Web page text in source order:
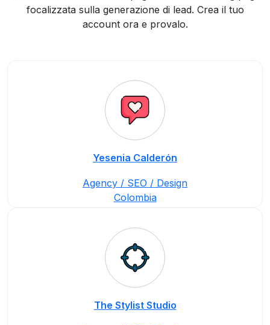
focalizzata sulla generazione di lead. Crea il tuo
account ora e provalo.
Yesenia Calderón
Agency / SEO / Design
Colombia
The Stylist Studio